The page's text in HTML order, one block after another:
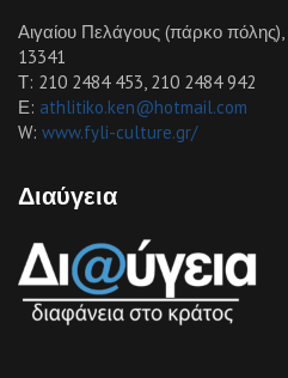
Αιγαίου Πελάγους (πάρκο πόλης),
13341
Τ: 210 2484 453, 210 2484 942
Ε: athlitiko.ken@hotmail.com
W: www.fyli-culture.gr/
Διαύγεια